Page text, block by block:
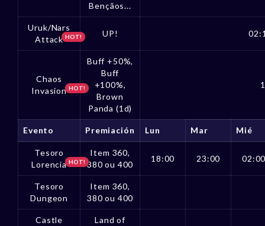
Bençãos...
Uruk/Nars
Attack HOT! UP!
Chaos
Invasion HOT!
Buff +50%,
Buff
+100%,
Brown
Panda (1d)
Evento Premiación Lun Mar Mié
Tesoro
Lorencia HOT!
Item 360,
380 ou 400
18:00 23:00
Tesoro
Dungeon
Item 360,
380 ou 400
Castle
Land of